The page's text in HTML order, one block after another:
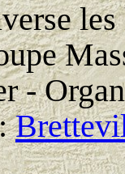
les
-